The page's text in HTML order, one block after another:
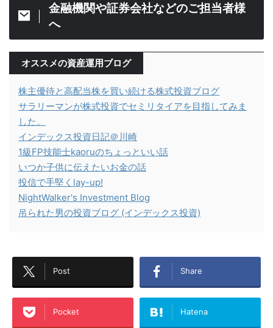
金融機関や証券会社などのご担当者様
へ
オススメの資産運用ブログ
株主優待と高配当株を買い続ける株式投資ブログ
サラリーマンが株式投資でセミリタイアを目指してみま
した。
インデックス投資日記＠川崎
1級FP技能士kaoruのちょっといい話
いつか子供に伝えたいお金の話
投信で手堅くlay-up!
NightWalker's Investment Blog
吊られた男の投資ブログ (インデックス投資)
Post Share
Pocket Hatena